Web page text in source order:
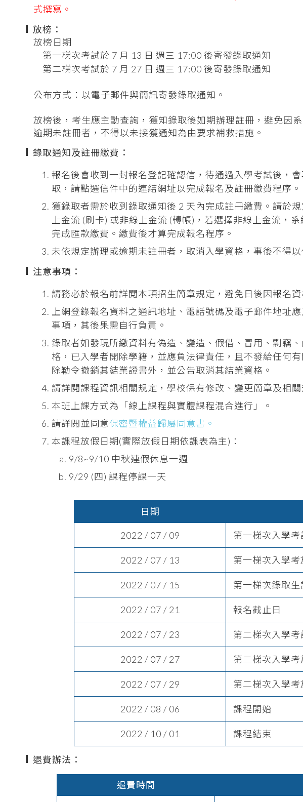
式撰寫。
放榜：
放榜日期
第一梯次考試於 7 月 13 日 週三 17:00 後寄發錄取通知
第二梯次考試於 7 月 27 日 週三 17:00 後寄發錄取通知
公布方式：以電子郵件與簡訊寄發錄取通知。
放榜後，考生應主動查詢，獲知錄取後如期辦理註冊，避免因
逾期未註冊者，不得以未接獲通知為由要求補救措施。
錄取通知及註冊繳費：
報名後會收到一封報名登記確認信，待通過入學考試後，
取，請點選信件中的連結網址以完成報名及註冊繳費程序。
獲錄取者需於收到錄取通知後 2 天內完成註冊繳費。請於
上金流 (刷卡) 或非線上金流 (轉帳)，若選擇非線上金流，
完成匯款繳費。繳費後才算完成報名程序。
未依規定辦理或逾期未註冊者，取消入學資格，事後不得
注意事項：
請務必於報名前詳閱本項招生簡章規定，避免日後因報名
上網登錄報名資料之通訊地址、電話號碼及電子郵件地址
事項，其後果需自行負責。
錄取者如發現所繳資料有偽造、變造、假借、冒用、剽竊
格，已入學者開除學籍，並應負法律責任，且不發給任何
除勒令撤銷其結業證書外，並公告取消其結業資格。
請詳閱課程資訊相關規定，學校保有修改、變更簡章及相關
本班上課方式為「線上課程與實體課程混合進行」。
請詳閱並同意保密暨權益歸屬同意書。
本課程放假日期(實際放假日期依課表為主)：
9/8~9/10 中秋連假休息一週
9/29 (四) 課程停課一天
日期
2022 / 07 / 09 第一梯次入學考
2022 / 07 / 13 第一梯次入學考
2022 / 07 / 15 第一梯次錄取
2022 / 07 / 21 報名截止日
2022 / 07 / 23 第二梯次入學考
2022 / 07 / 27 第二梯次入學考
2022 / 07 / 29 第二梯次入學考
2022 / 08 / 06 課程開始
2022 / 10 / 01 課程結束
退費辦法：
退費時間